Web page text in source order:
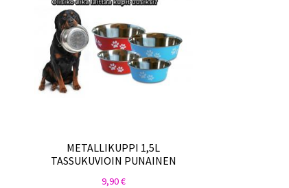
METALLIKUPPI 1,5L
TASSUKUVIOIN PUNAINEN
9,90€